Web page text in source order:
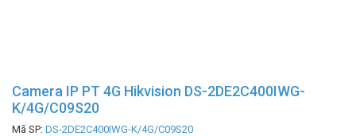
Camera IP PT 4G Hikvision DS-2DE2C400IWG-
K/4G/C09S20
Mã SP: DS-2DE2C400IWG-K/4G/C09S20